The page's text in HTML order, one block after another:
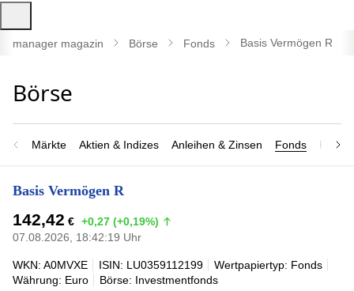
öffnen
manager magazin Börse Fonds Basis Vermögen R
Märkte Aktien & Indizes Anleihen & Zinsen Fonds
Basis Vermögen R
142,42 € +0,27 (+0,19%)
07.08.2026, 18:42:19 Uhr
WKN: A0MVXE ISIN: LU0359112199
Wertpapiertyp: Fonds
Währung: Euro
Börse: Investmentfonds